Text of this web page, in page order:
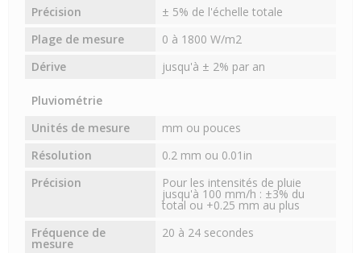
Précision
± 5% de l'échelle totale
Plage de mesure
0 à 1800 W/m2
Dérive
jusqu'à ± 2% par an
Pluviométrie
Unités de mesure
mm ou pouces
Résolution
0.2 mm ou 0.01in
Précision
Pour les intensités de pluie
jusqu'à 100 mm/h : ±3% du
total ou +0.25 mm au plus
Fréquence de
mesure
20 à 24 secondes